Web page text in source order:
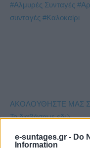
e-suntages.gr - Do
Information
#Αλμυρές Συνταγές
συνταγές #Καλοκαίρι
ΑΚΟΛΟΥΘΗΣΤΕ ΜΑΣ
Το διαβάσαμε εδώ
Δείτε και αυτά